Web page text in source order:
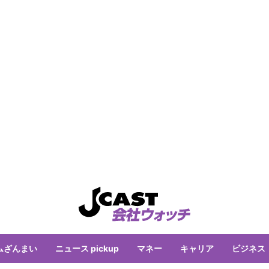
ざんまい ニュース pickup マネー キャリア ビジネス